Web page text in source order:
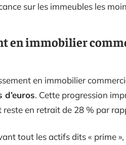
sur les immeubles les
en immobilier
en immobilier
d’euros. Cette progression
en retrait de 28 % par
tout les actifs dits « prime